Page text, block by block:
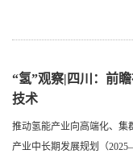
“氢”观察|四川：前
技术
推动氢能产业向高端化、集
产业中长期发展规划（